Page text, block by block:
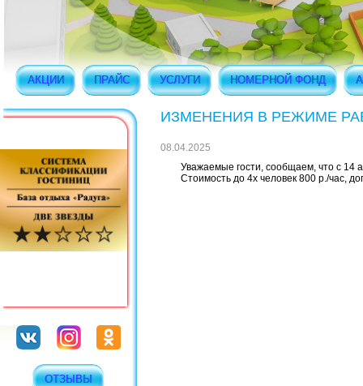
АКЦИИ ПРАЙС УСЛУГИ НОМЕРНОЙ ФОНД
ОТЗЫВЫ
ИЗМЕНЕНИЯ В РЕЖИМЕ
08.04.2025
Уважаемые гости, сообщаем, что с 14
Стоимость до 4х человек 800 р./час,